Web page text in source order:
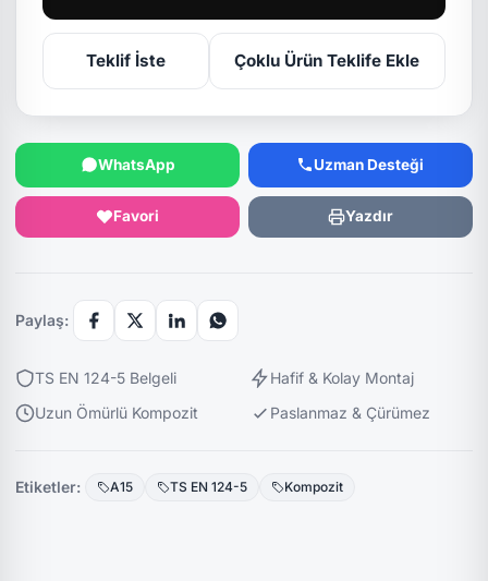
Teklif İste Çoklu Ürün Teklife Ekle
WhatsApp Uzman Desteği
Favori Yazdır
Paylaş:
TS EN 124-5 Belgeli
Hafif & Kolay Montaj
Uzun Ömürlü Kompozit
Paslanmaz & Çürümez
Etiketler: A15 TS EN 124-5 Kompozit